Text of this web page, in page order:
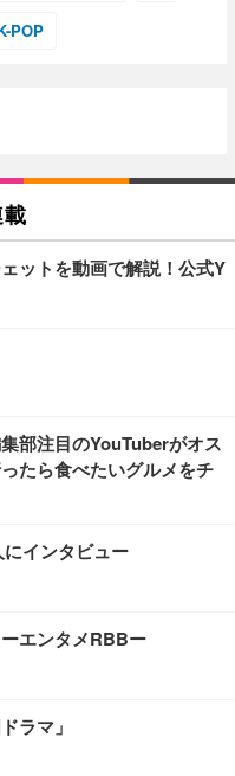
POP
載
ットを動画で解説！公式Y
部注目のYouTuberがオス
たら食べたいグルメをチ
にインタビュー
エンタメRBBー
ラマ」